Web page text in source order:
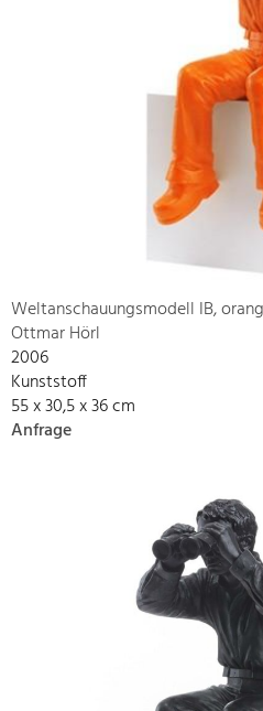
Weltanschauungsmodell IB,
Ottmar Hörl
2006
Kunststoff
55 x 30,5 x 36 cm
Anfrage